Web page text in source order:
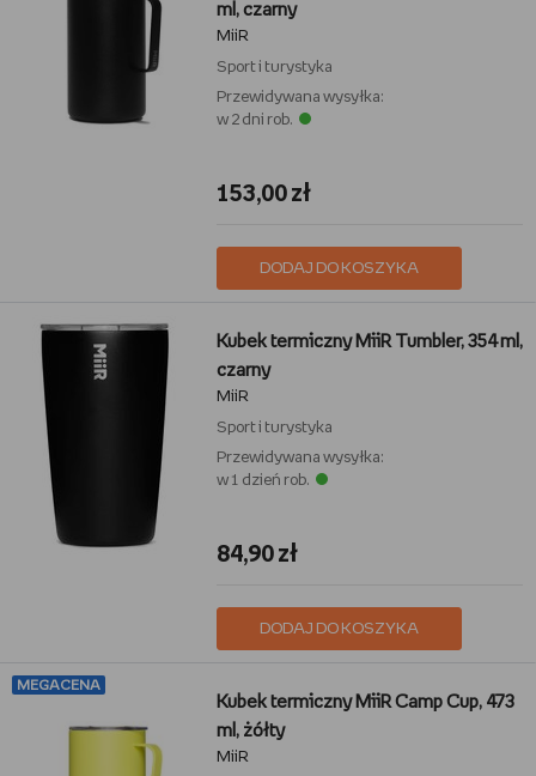
ml, czarny
MiiR
Sport i turystyka
Przewidywana wysyłka:
w 2 dni rob.
153,00 zł
DODAJ DO KOSZYKA
Kubek termiczny MiiR Tumbler, 354 ml,
czarny
MiiR
Sport i turystyka
Przewidywana wysyłka:
w 1 dzień rob.
84,90 zł
DODAJ DO KOSZYKA
MEGACENA
Kubek termiczny MiiR Camp Cup, 473
ml, żółty
MiiR